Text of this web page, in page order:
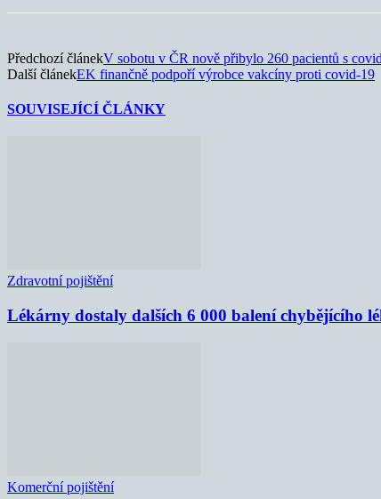
Předchozí článekV sobotu v ČR nově přibylo 260 pacientů s
Další článekEK finančně podpoří výrobce vakcíny proti covid-19
SOUVISEJÍCÍ ČLÁNKY
Zdravotní pojištění
Lékárny dostaly dalších 6 000 balení chybějícího
Komerční pojištění